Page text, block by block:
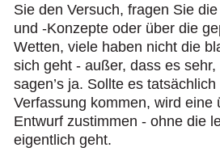
Sie den Versuch, fragen Sie
und -Konzepte oder über die
Wetten, viele haben nicht die
sich geht - außer, dass es
sagen’s ja. Sollte es
Verfassung kommen, wird
Entwurf zustimmen - ohne die
eigentlich geht.